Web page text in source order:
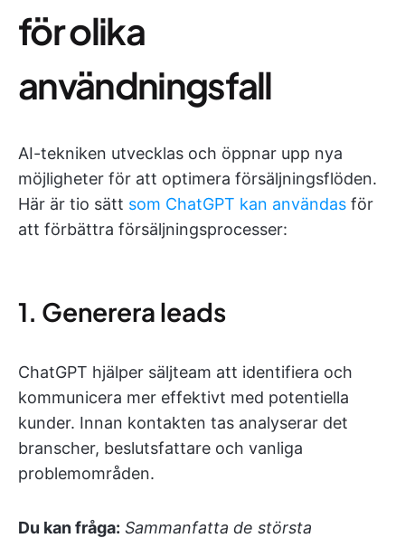
för olika
användningsfall
AI-tekniken utvecklas och öppnar upp nya
möjligheter för att optimera försäljningsflöden.
Här är tio sätt som ChatGPT kan användas för
att förbättra försäljningsprocesser:
1. Generera leads
ChatGPT hjälper säljteam att identifiera och
kommunicera mer effektivt med potentiella
kunder. Innan kontakten tas analyserar det
branscher, beslutsfattare och vanliga
problemområden.
Du kan fråga: Sammanfatta de största